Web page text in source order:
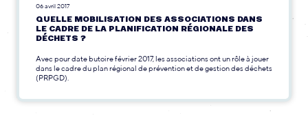
06 avril 2017
QUELLE MOBILISATION DES ASSOCIATIONS DANS
LE CADRE DE LA PLANIFICATION RÉGIONALE DES
DÉCHETS ?
Avec pour date butoire février 2017, les associations ont un rôle à jouer
dans le cadre du plan régional de prévention et de gestion des déchets
(PRPGD).